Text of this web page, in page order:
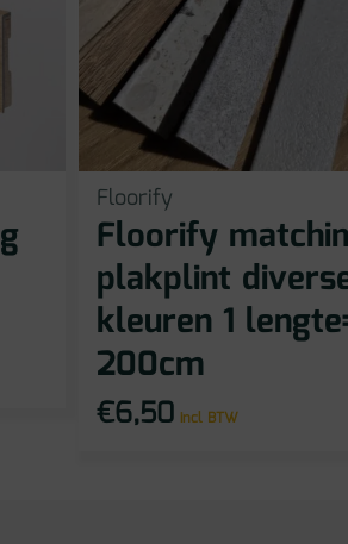
Floorify
Floorify
plakplint
kleuren 1
200cm
€6,50 incl BTW